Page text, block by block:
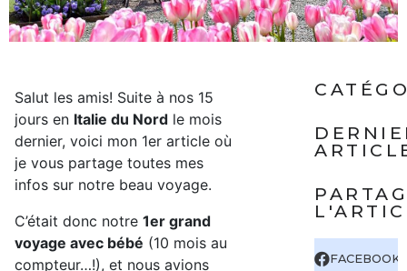
Salut les amis! Suite à nos 15
jours en Italie du Nord le mois
dernier, voici mon 1er article où
je vous partage toutes mes
infos sur notre beau voyage.
C’était donc notre 1er grand
voyage avec bébé (10 mois au
compteur…!), et nous avions
FACEBOOK